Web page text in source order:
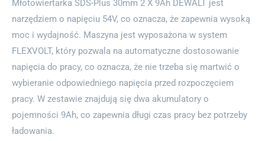
Młotowiertarka SDS-Plus 30mm 2 X 9Ah DEWALT jest
narzędziem o napięciu 54V, co oznacza, że zapewnia wysoką
moc i wydajność. Maszyna jest wyposażona w system
FLEXVOLT, który pozwala na automatyczne dostosowanie
napięcia do pracy, co oznacza, że nie trzeba się martwić o
wybieranie odpowiedniego napięcia przed rozpoczęciem
pracy. W zestawie znajdują się dwa akumulatory o
pojemności 9Ah, co zapewnia długi czas pracy bez potrzeby
ładowania.